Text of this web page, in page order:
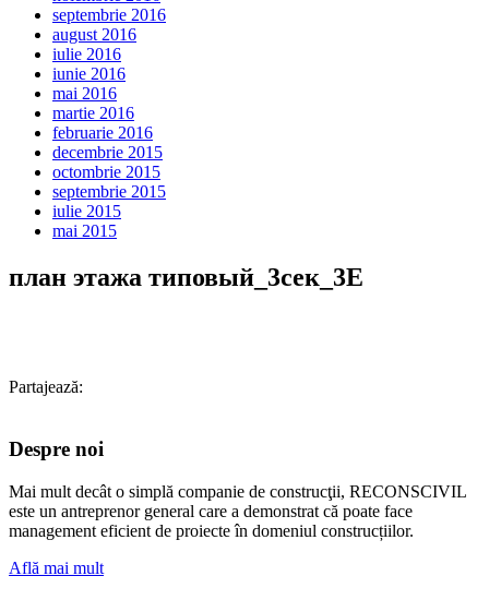
septembrie 2016
august 2016
iulie 2016
iunie 2016
mai 2016
martie 2016
februarie 2016
decembrie 2015
octombrie 2015
septembrie 2015
iulie 2015
mai 2015
план этажа типовый_3сек_3Е
Partajează:
Despre noi
Mai mult decât o simplă companie de construcţii, RECONSCIVIL
este un antreprenor general care a demonstrat că poate face
management eficient de proiecte în domeniul construcțiilor.
Află mai mult